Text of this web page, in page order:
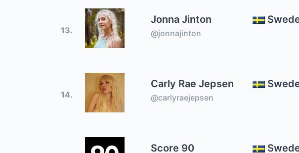
13.
Jonna Jinton
@jonnajinton
14.
Carly Rae Jepsen
@carlyraejepsen
Score 90